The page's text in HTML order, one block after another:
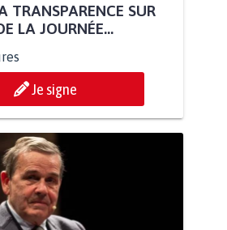
TRANSPARENCE SUR
LA JOURNÉE...
Je signe